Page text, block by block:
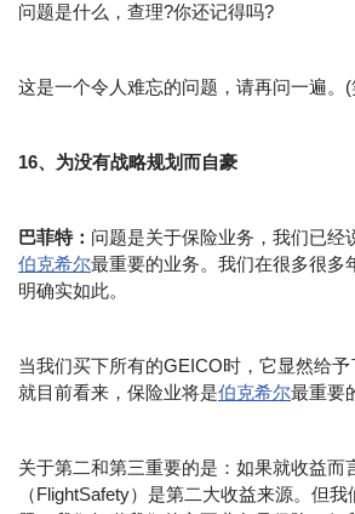
问题是什么，查理?你还记得吗?
这是一个令人难忘的问题，请再问一遍。(
16、为没有战略规划而自豪
巴菲特： 问题是关于保险业务，我们已经
伯克希尔最重要的业务。我们在很多很多
明确实如此。
当我们买下所有的GEICO时，它显然给予
就目前看来，保险业将是伯克希尔最重要
关于第二和第三重要的是：如果就收益而
（FlightSafety）是第二大收益来源。但